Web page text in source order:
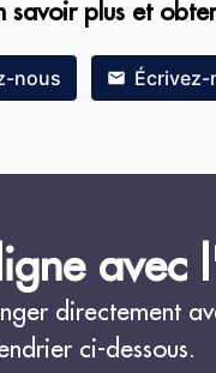
savoir plus et
nous Écrivez-
avec
directement
ci-dessous.